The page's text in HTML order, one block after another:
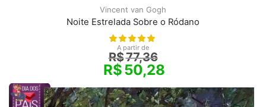
Vincent van Gogh
Noite Estrelada Sobre o Ródano
A partir de
R$77,36
R$50,28